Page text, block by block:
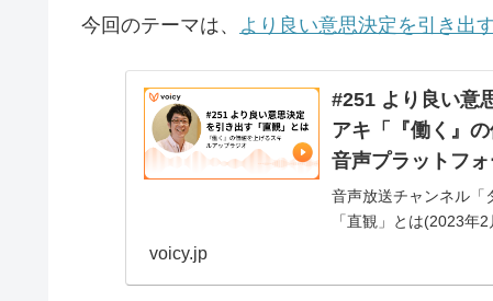
今回のテーマは、 より良い意思決定を引き出
#251 より良い意
アキ「『働く』
音声プラットフ
音声放送チャンネル「
「直観」とは(2023年
voicy.jp